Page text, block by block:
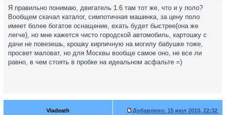
Я правильно понимаю, двигатель 1.6 там тот же, что и у поло?
Вообщем скачал каталог, симпотичная машинка, за цену поло
имеет более богатое оснащение, ехать будет быстрее(она же
легче), но мне кажется чисто городской автомобиль, картошку с
дачи не повезешь, крошку кирпичную на могилу бабушке тоже,
просвет маловат, но для Москвы вообще самое оно, не все ли
равно, в чем стоять в пробке на идеальном асфальте =)
Vladeath Добавлено: 15 июл 2010, 22:32